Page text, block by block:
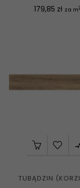
Cena
179,85 zł za m2
TUBĄDZIN